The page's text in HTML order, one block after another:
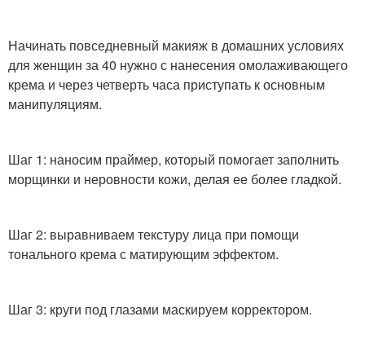
Начинать повседневный макияж в домашних условиях
для женщин за 40 нужно с нанесения омолаживающего
крема и через четверть часа приступать к основным
манипуляциям.
Шаг 1: наносим праймер, который помогает заполнить
морщинки и неровности кожи, делая ее более гладкой.
Шаг 2: выравниваем текстуру лица при помощи
тонального крема с матирующим эффектом.
Шаг 3: круги под глазами маскируем корректором.